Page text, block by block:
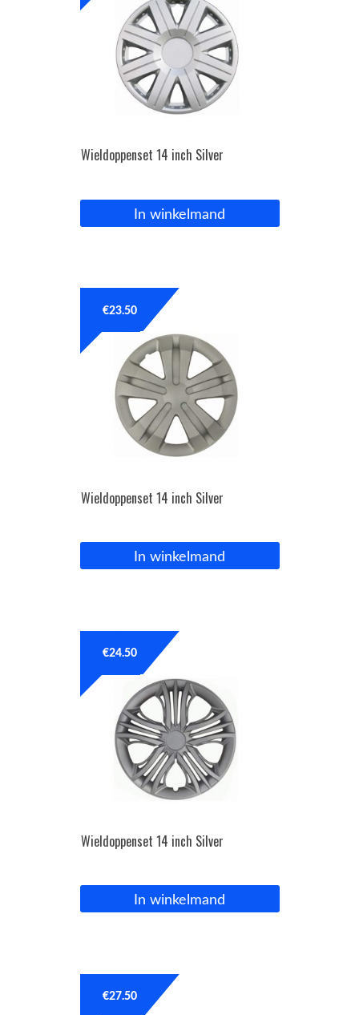
Wieldoppenset 14 inch Silver
In winkelmand
Wieldoppenset 14 inch Silver
€23.50
In winkelmand
Wieldoppenset 14 inch Silver
€24.50
In winkelmand
€27.50